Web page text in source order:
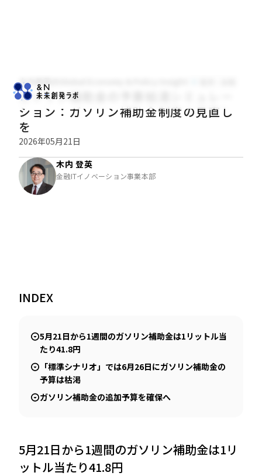
木内登英のGlobal Economy & Policy Insight
ガソリン補助金の予算枯渇シミュレー
ション：ガソリン補助金制度の見直し
を
2026年05月21日
木内 登英
金融ITイノベーション事業本部
INDEX
5月21日から1週間のガソリン補助金は1リットル当
たり41.8円
「標準シナリオ」では6月26日にガソリン補助金の
予算は枯渇
ガソリン補助金の追加予算を確保へ
5月21日から1週間のガソリン補助金は1リ
ットル当たり41.8円